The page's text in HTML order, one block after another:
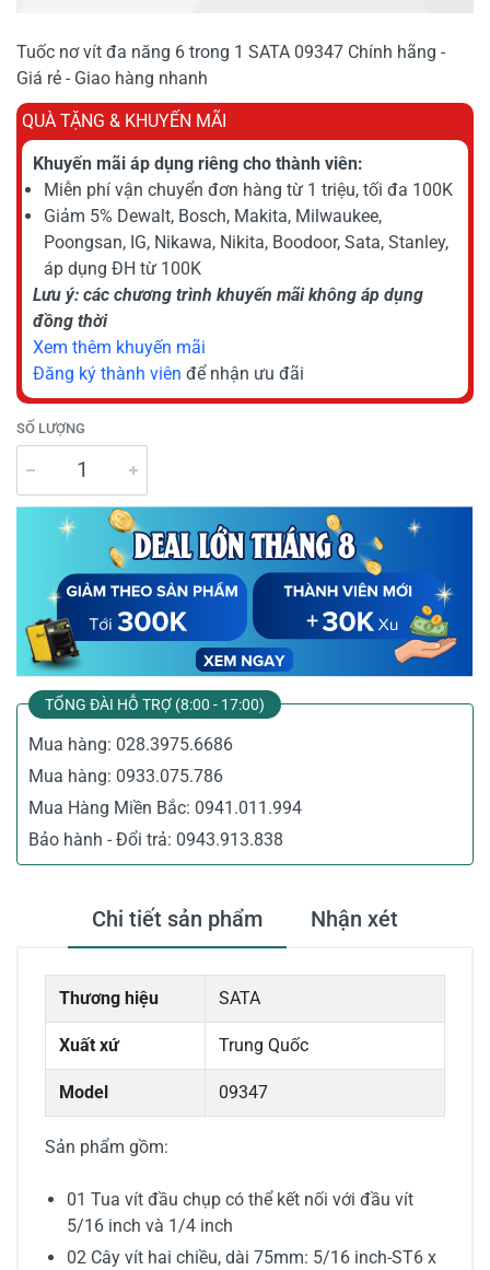
Tuốc nơ vít đa năng 6 trong 1 SATA 09347 Chính hãng -
Giá rẻ - Giao hàng nhanh
QUÀ TẶNG & KHUYẾN MÃI
Khuyến mãi áp dụng riêng cho thành viên:
Miễn phí vận chuyển đơn hàng từ 1 triệu, tối đa 100K
Giảm 5% Dewalt, Bosch, Makita, Milwaukee,
Poongsan, IG, Nikawa, Nikita, Boodoor, Sata, Stanley,
áp dụng ĐH từ 100K
Lưu ý: các chương trình khuyến mãi không áp dụng
đồng thời
Xem thêm khuyến mãi
Đăng ký thành viên để nhận ưu đãi
SỐ LƯỢNG
TỔNG ĐÀI HỖ TRỢ (8:00 - 17:00)
Mua hàng: 028.3975.6686
Mua hàng: 0933.075.786
Mua Hàng Miền Bắc: 0941.011.994
Bảo hành - Đổi trả: 0943.913.838
Chi tiết sản phẩm Nhận xét
Thương hiệu SATA
Xuất xứ Trung Quốc
Model 09347
Sản phẩm gồm:
01 Tua vít đầu chụp có thể kết nối với đầu vít
5/16 inch và 1/4 inch
02 Cây vít hai chiều, dài 75mm: 5/16 inch-ST6 x